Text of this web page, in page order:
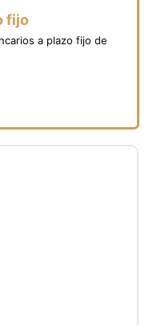
fijo
a plazo fijo de